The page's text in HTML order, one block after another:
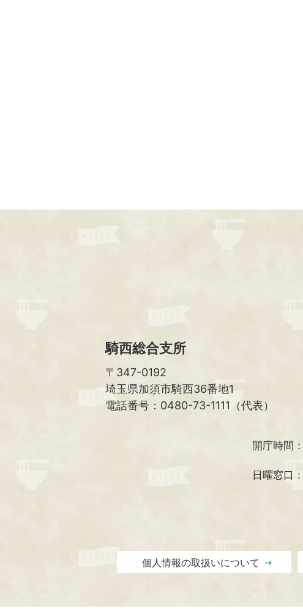
騎西総合支所
〒347-0192
埼玉県加須市騎西36番地1
電話番号：0480-73-1111（代表）
開庁時間：
日曜窓口：
個人情報の取扱いについて